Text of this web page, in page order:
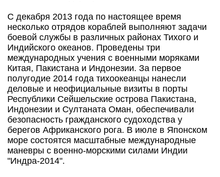
С декабря 2013 года по настоящее время
несколько отрядов кораблей выполняют задачи
боевой службы в различных районах Тихого и
Индийского океанов. Проведены три
международных учения с военными моряками
Китая, Пакистана и Индонезии. За первое
полугодие 2014 года тихоокеанцы нанесли
деловые и неофициальные визиты в порты
Республики Сейшельские острова Пакистана,
Индонезии и Султаната Оман, обеспечивали
безопасность гражданского судоходства у
берегов Африканского рога. В июле в Японском
море состоятся масштабные международные
маневры с военно-морскими силами Индии
"Индра-2014".